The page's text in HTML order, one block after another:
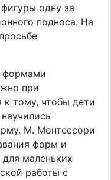
одну за
подноса. На
формами
при
к тому, чтобы дети
М. Монтессори
форм и
маленьких
работы с